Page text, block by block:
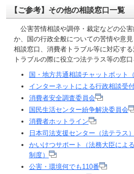
【ご参考】その他の相談窓口一覧
公害苦情相談や調停・裁定などの公
か、国の行政全般についての苦情や意
相談窓口、消費者トラブル等に対応す
トラブルの際に役立つ法テラス等の窓口
国・地方共通相談チャットボット
インターネットによる行政相談受
消費者安全調査委員会
国民生活センター紛争解決委員会
消費者ホットライン
日本司法支援センター（法テラス）
かいけつサポート（法務大臣によ
制度）
公害・環境何でも110番